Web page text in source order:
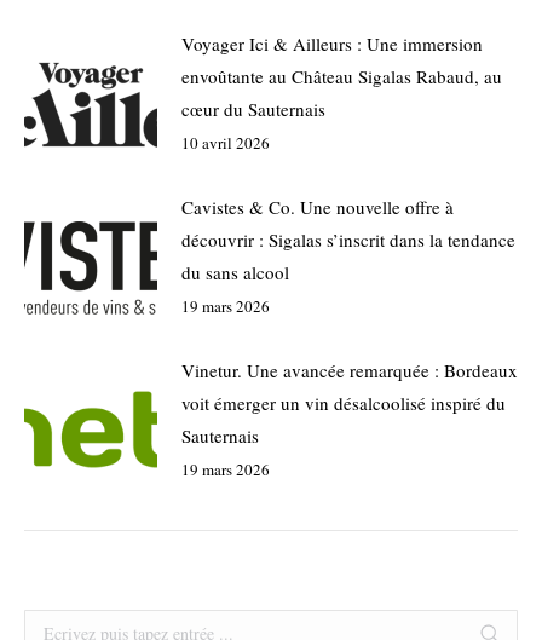
Voyager Ici & Ailleurs : Une immersion
envoûtante au Château Sigalas Rabaud, au
cœur du Sauternais
10 avril 2026
Cavistes & Co. Une nouvelle offre à
découvrir : Sigalas s’inscrit dans la tendance
du sans alcool
19 mars 2026
Vinetur. Une avancée remarquée : Bordeaux
voit émerger un vin désalcoolisé inspiré du
Sauternais
19 mars 2026
Search: